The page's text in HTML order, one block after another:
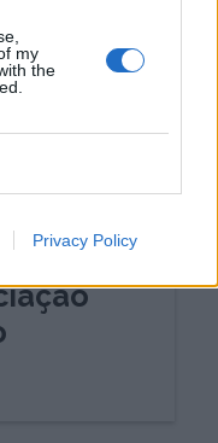
my
the
Privacy Policy
em